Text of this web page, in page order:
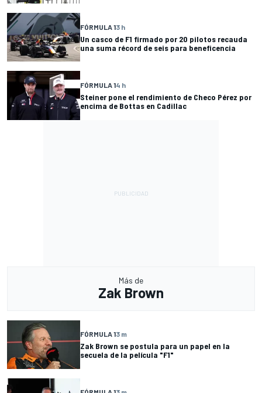
FÓRMULA 13 h
Un casco de F1 firmado por 20 pilotos recauda
una suma récord de seis para beneficencia
FÓRMULA 14 h
Steiner pone el rendimiento de Checo Pérez por
encima de Bottas en Cadillac
Más de
Zak Brown
FÓRMULA 13 m
Zak Brown se postula para un papel en la
secuela de la película "F1"